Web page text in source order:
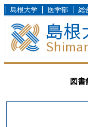
島根大学 医学部 総
図